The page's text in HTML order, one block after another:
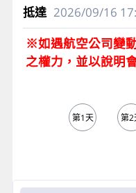
2026/09/16
※如遇航空公司變
之權力，並以說明
第1天 第2